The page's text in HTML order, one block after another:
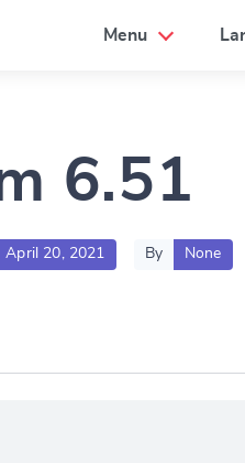
Menu
6.51
April 20, 2021 By None